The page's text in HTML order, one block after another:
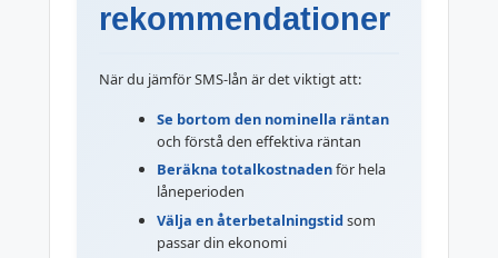
rekommendationer
När du jämför SMS-lån är det viktigt att:
Se bortom den nominella räntan
och förstå den effektiva räntan
Beräkna totalkostnadenför hela
låneperioden
Välja en återbetalningstidsom
passar din ekonomi